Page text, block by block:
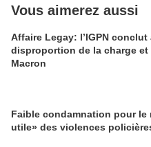
Vous aimerez aussi
Affaire Legay: l’IGPN conclut
disproportion de la charge et
Macron
Faible condamnation pour
utile» des violences